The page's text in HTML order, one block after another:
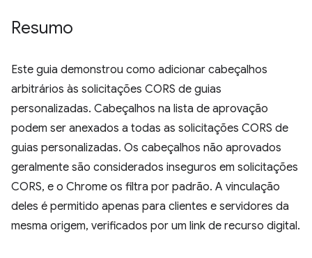
Resumo
Este guia demonstrou como adicionar cabeçalhos
arbitrários às solicitações CORS de guias
personalizadas. Cabeçalhos na lista de aprovação
podem ser anexados a todas as solicitações CORS de
guias personalizadas. Os cabeçalhos não aprovados
geralmente são considerados inseguros em solicitações
CORS, e o Chrome os filtra por padrão. A vinculação
deles é permitido apenas para clientes e servidores da
mesma origem, verificados por um link de recurso digital.